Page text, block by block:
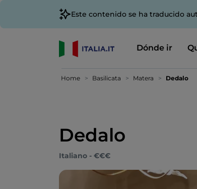
Este contenido se ha traducido
Dónde ir
Home Basilicata Matera Dedalo
Dedalo
Italiano - €€€